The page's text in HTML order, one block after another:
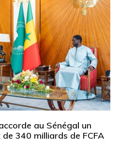
au Sénégal un
340 milliards de FCFA